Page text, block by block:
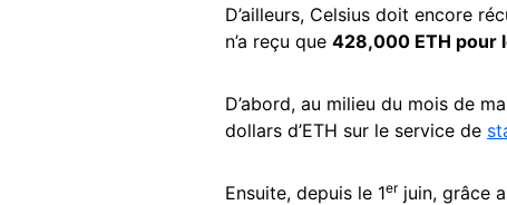
D’ailleurs, Celsius doit encore
n’a reçu que 428,000 ETH pour
D’abord, au milieu du mois de
dollars d’ETH sur le service de
Ensuite, depuis le 1erjuin, grâce